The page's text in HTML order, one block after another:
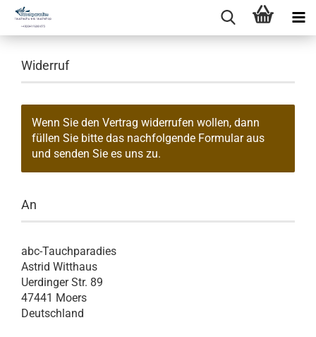
Widerruf
Wenn Sie den Vertrag widerrufen wollen, dann
füllen Sie bitte das nachfolgende Formular aus
und senden Sie es uns zu.
An
abc-Tauchparadies
Astrid Witthaus
Uerdinger Str. 89
47441 Moers
Deutschland